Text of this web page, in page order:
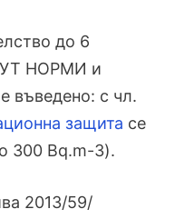
до 6
НОРМИ и
въведено: с чл.
защита се
300 Bq.m-3).
2013/59/